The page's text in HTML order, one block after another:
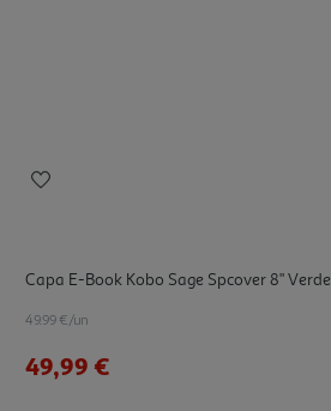
Capa E-Book Kobo Sage Spcover 8" Verde
49.99 €/un
49,99 €